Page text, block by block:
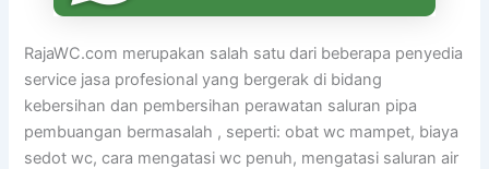
RajaWC.com merupakan salah satu dari beberapa penyedia
service jasa profesional yang bergerak di bidang
kebersihan dan pembersihan perawatan saluran pipa
pembuangan bermasalah , seperti: obat wc mampet, biaya
sedot wc, cara mengatasi wc penuh, mengatasi saluran air